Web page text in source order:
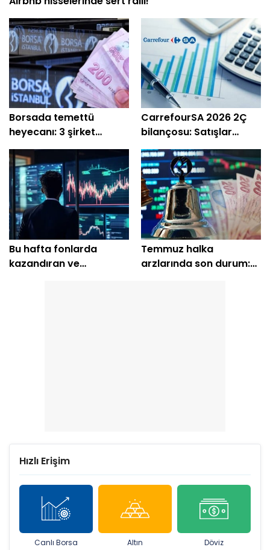
Borsada temettü
heyecanı: 3 şirket
ödeme yapacak
CarrefourSA 2026 2Ç
bilançosu: Satışlar
geriledi, zarar açıklandı
Bu hafta fonlarda
kazandıran ve
Temmuz halka
arzlarında son durum:
Hızlı Erişim
Canlı Borsa Altın Döviz